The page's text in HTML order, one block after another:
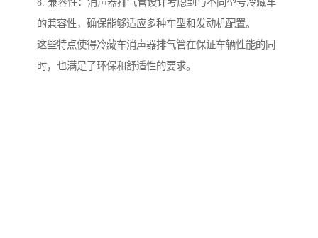
的兼容性，确保能够适应多种车型和发动机配置。
这些特点使得冷藏车消声器排气管在保证车辆性能的同
时，也满足了环保和舒适性的要求。